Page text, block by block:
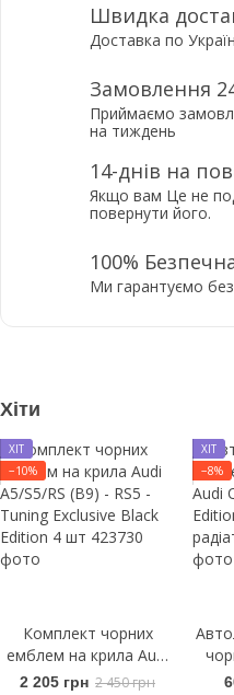
Швидка
Доставка по
Замовлення
Приймаємо
на тиждень
14-днів на
Якщо вам Це не
повернути його.
100%
Ми гарантуємо
Хіти
ХІТ
−10%
Комплект чорних
емблем на крила Audi
A5/S5/RS (B9) - RS5 -
2 205 грн 2 450 грн
ХІТ
−8%